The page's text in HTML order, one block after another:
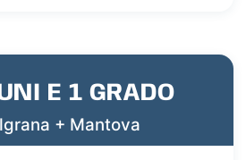
E 1 GRADO
+ Mantova